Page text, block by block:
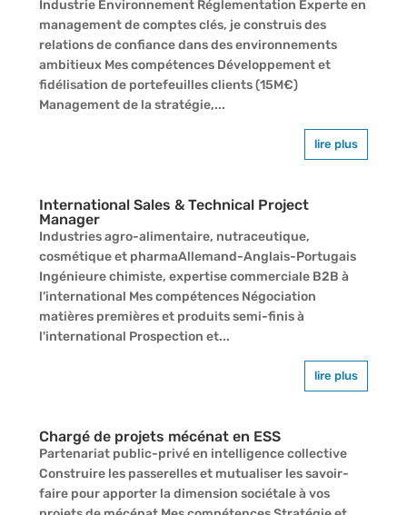
Industrie Environnement Réglementation Experte en
management de comptes clés, je construis des
relations de confiance dans des environnements
ambitieux Mes compétences Développement et
fidélisation de portefeuilles clients (15M€)
Management de la stratégie,...
lire plus
International Sales & Technical Project
Manager
Industries agro-alimentaire, nutraceutique,
cosmétique et pharmaAllemand-Anglais-Portugais
Ingénieure chimiste, expertise commerciale B2B à
l’international Mes compétences Négociation
matières premières et produits semi-finis à
l'international Prospection et...
lire plus
Chargé de projets mécénat en ESS
Partenariat public-privé en intelligence collective
Construire les passerelles et mutualiser les savoir-
faire pour apporter la dimension sociétale à vos